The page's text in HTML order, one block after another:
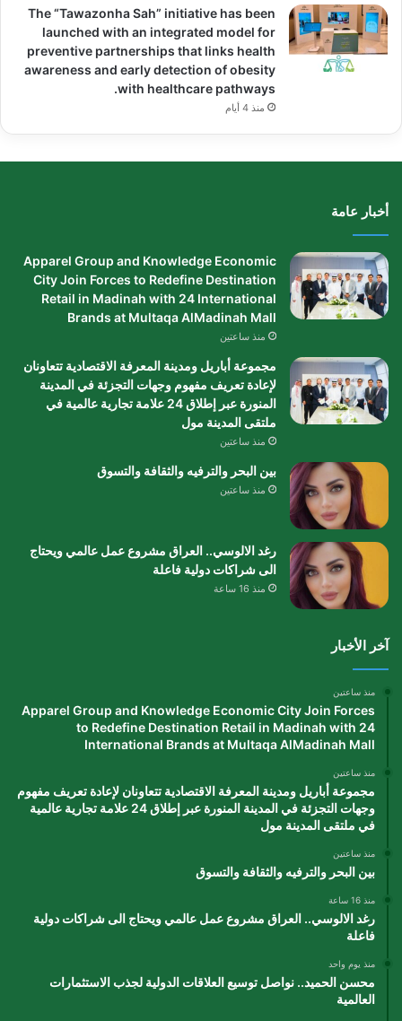
The “Tawazonha Sah” initiative has been
launched with an integrated model for
preventive partnerships that links health
awareness and early detection of obesity
with healthcare pathways.
منذ 4 أيام
أخبار عامة
Apparel Group and Knowledge Economic
City Join Forces to Redefine Destination
Retail in Madinah with 24 International
Brands at Multaqa AlMadinah Mall
منذ ساعتين
مجموعة أباريل ومدينة المعرفة الاقتصادية تتعاونان
لإعادة تعريف مفهوم وجهات التجزئة في المدينة
المنورة عبر إطلاق 24 علامة تجارية عالمية في
ملتقى المدينة مول
منذ ساعتين
بين البحر والترفيه والثقافة والتسوق
منذ ساعتين
رغد الالوسي.. العراق مشروع عمل عالمي ويحتاج
الى شراكات دولية فاعلة
منذ 16 ساعة
آخر الأخبار
منذ ساعتين
Apparel Group and Knowledge Economic City Join Forces
to Redefine Destination Retail in Madinah with 24
International Brands at Multaqa AlMadinah Mall
منذ ساعتين
مجموعة أباريل ومدينة المعرفة الاقتصادية تتعاونان لإعادة تعريف مفهوم
وجهات التجزئة في المدينة المنورة عبر إطلاق 24 علامة تجارية عالمية
في ملتقى المدينة مول
منذ ساعتين
بين البحر والترفيه والثقافة والتسوق
منذ 16 ساعة
رغد الالوسي.. العراق مشروع عمل عالمي ويحتاج الى شراكات دولية
فاعلة
منذ يوم واحد
محسن الحميد.. نواصل توسيع العلاقات الدولية لجذب الاستثمارات
العالمية